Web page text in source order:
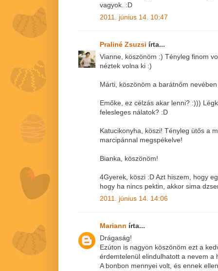
vagyok. :D
2011. június 14. 10:47
Praliné Zsuzsi írta...
Vianne, köszönöm :) Tényleg finom
néztek volna ki :)
Márti, köszönöm a barátnőm
Emőke, ez célzás akar lenni? :)))
felesleges nálatok? :D
Katucikonyha, köszi! Tényleg ütős a
marcipánnal megspékelve!
Bianka, köszönöm!
4Gyerek, köszi :D Azt hiszem, hogy
hogy ha nincs pektin, akkor sima
2011. június 14. 14:06
Mariann írta...
Drágaság!
Ezúton is nagyon köszönöm ezt a
érdemtelenül elindulhatott a nevem a
A bonbon mennyei volt, és ennek